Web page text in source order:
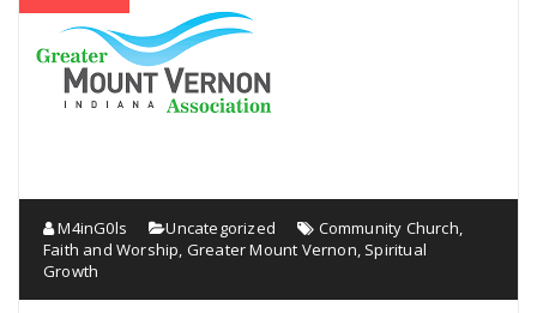
M4inG0ls Uncategorized Community Church
Faith and Worship Greater Mount Vernon Spiritual
Growth